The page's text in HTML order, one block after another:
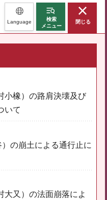
Language
検索
メニュー
閉じる
小橡）の路肩決壊及び
いて
の崩土による通行止に
大又）の法面崩落によ